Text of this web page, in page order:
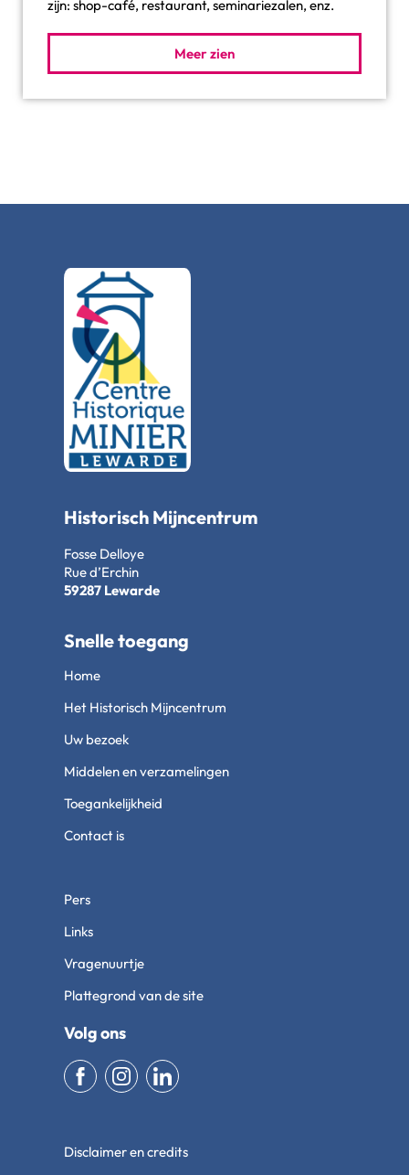
zijn: shop-café, restaurant, seminariezalen, enz.
Meer zien
Historisch Mijncentrum
Fosse Delloye
Rue d’Erchin
59287 Lewarde
Snelle toegang
Home
Het Historisch Mijncentrum
Uw bezoek
Middelen en verzamelingen
Toegankelijkheid
Contact is
Pers
Links
Vragenuurtje
Plattegrond van de site
Volg ons
Disclaimer en credits